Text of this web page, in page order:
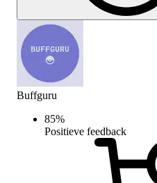
Buffguru
85%
Positieve feedback